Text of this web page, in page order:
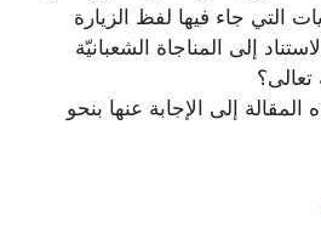
التي جاء فيها لفظ الزيارة
إلى المناجاة الشعبانيّة
تعالى؟
إلى الإجابة عنها بنحو